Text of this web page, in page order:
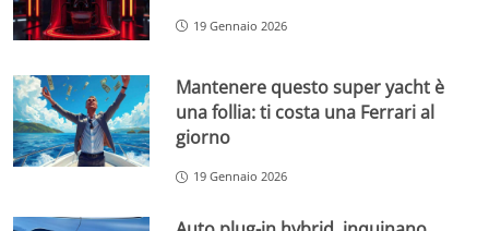
19 Gennaio 2026
Mantenere questo super yacht è
una follia: ti costa una Ferrari al
giorno
19 Gennaio 2026